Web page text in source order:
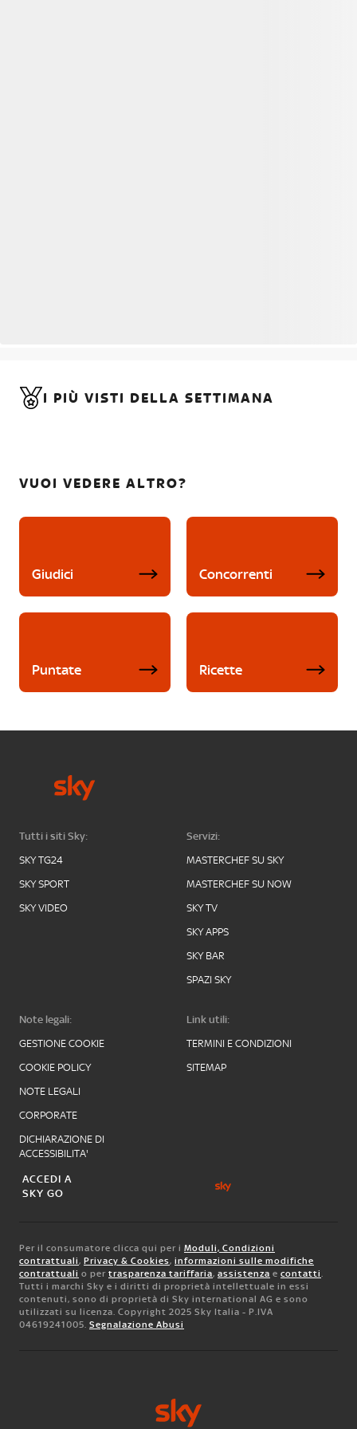
I PIÙ VISTI DELLA SETTIMANA
VUOI VEDERE ALTRO?
Giudici Concorrenti
Puntate Ricette
Tutti i siti Sky:
SKY TG24
SKY SPORT
SKY VIDEO
Servizi:
MASTERCHEF SU SKY
MASTERCHEF SU NOW
SKY TV
SKY APPS
SKY BAR
SPAZI SKY
Note legali:
GESTIONE COOKIE
COOKIE POLICY
NOTE LEGALI
CORPORATE
DICHIARAZIONE DI
ACCESSIBILITA'
Link utili:
TERMINI E CONDIZIONI
SITEMAP
ACCEDI A
SKY GO
Per il consumatore clicca qui per i Moduli, Condizioni
contrattuali, Privacy & Cookies, informazioni sulle modifiche
contrattuali o per trasparenza tariffaria, assistenza e contatti.
Tutti i marchi Sky e i diritti di proprietà intellettuale in essi
contenuti, sono di proprietà di Sky international AG e sono
utilizzati su licenza. Copyright 2025 Sky Italia - P.IVA
04619241005. Segnalazione Abusi